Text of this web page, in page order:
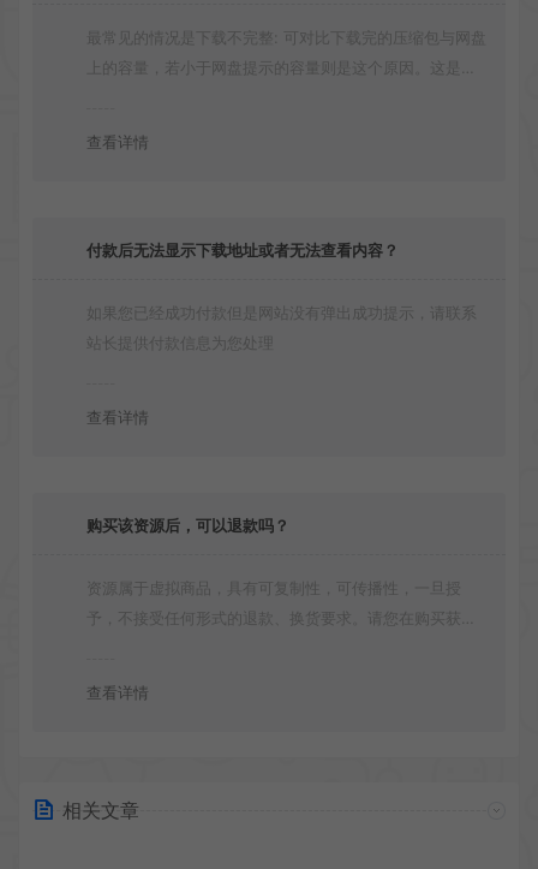
最常见的情况是下载不完整: 可对比下载完的压缩包与网盘
上的容量，若小于网盘提示的容量则是这个原因。这是浏
查看详情
付款后无法显示下载地址或者无法查看内容？
如果您已经成功付款但是网站没有弹出成功提示，请联系
站长提供付款信息为您处理
查看详情
购买该资源后，可以退款吗？
资源属于虚拟商品，具有可复制性，可传播性，一旦授
予，不接受任何形式的退款、换货要求。请您在购买获取
查看详情
相关文章